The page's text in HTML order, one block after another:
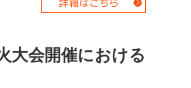
大会開催における